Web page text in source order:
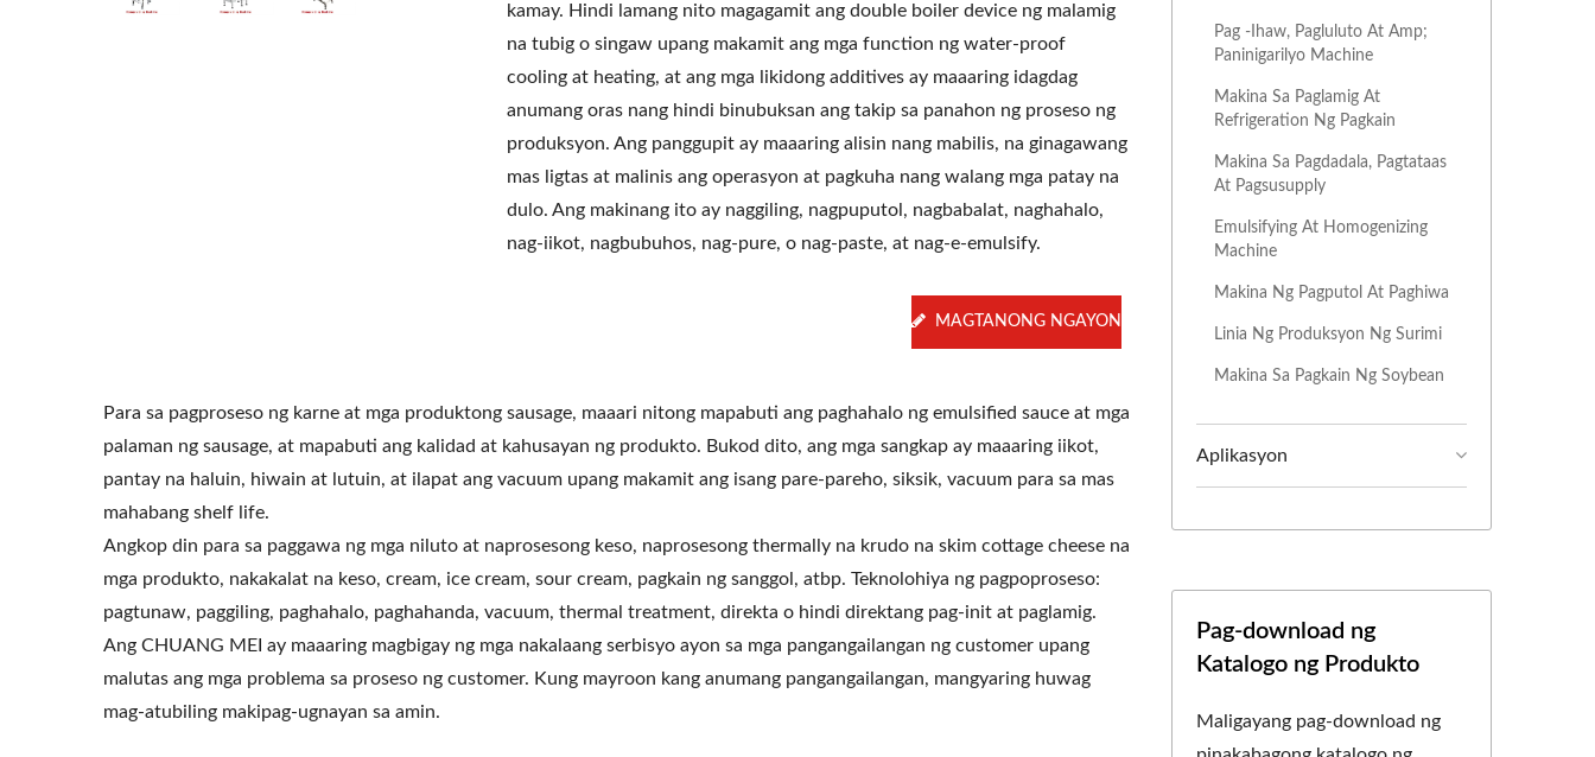
kamay. Hindi lamang nito magagamit ang double boiler device ng malamig
na tubig o singaw upang makamit ang mga function ng water-proof
cooling at heating, at ang mga likidong additives ay maaaring idagdag
anumang oras nang hindi binubuksan ang takip sa panahon ng proseso ng
produksyon. Ang panggupit ay maaaring alisin nang mabilis, na ginagawang
mas ligtas at malinis ang operasyon at pagkuha nang walang mga patay na
dulo. Ang makinang ito ay naggiling, nagpuputol, nagbabalat, naghahalo,
nag-iikot, nagbubuhos, nag-pure, o nag-paste, at nag-e-emulsify.
MAGTANONG NGAYON
Para sa pagproseso ng karne at mga produktong sausage, maaari nitong mapabuti ang paghahalo ng emulsified sauce at mga
palaman ng sausage, at mapabuti ang kalidad at kahusayan ng produkto. Bukod dito, ang mga sangkap ay maaaring iikot,
pantay na haluin, hiwain at lutuin, at ilapat ang vacuum upang makamit ang isang pare-pareho, siksik, vacuum para sa mas
mahabang shelf life.
Angkop din para sa paggawa ng mga niluto at naprosesong keso, naprosesong thermally na krudo na skim cottage cheese na
mga produkto, nakakalat na keso, cream, ice cream, sour cream, pagkain ng sanggol, atbp. Teknolohiya ng pagpoproseso:
pagtunaw, paggiling, paghahalo, paghahanda, vacuum, thermal treatment, direkta o hindi direktang pag-init at paglamig.
Ang CHUANG MEI ay maaaring magbigay ng mga nakalaang serbisyo ayon sa mga pangangailangan ng customer upang
malutas ang mga problema sa proseso ng customer. Kung mayroon kang anumang pangangailangan, mangyaring huwag
mag-atubiling makipag-ugnayan sa amin.
Pag -ihaw, Pagluluto At Amp;
Paninigarilyo Machine
Makina Sa Paglamig At
Refrigeration Ng Pagkain
Makina Sa Pagdadala, Pagtataas
At Pagsusupply
Emulsifying At Homogenizing
Machine
Makina Ng Pagputol At Paghiwa
Linia Ng Produksyon Ng Surimi
Makina Sa Pagkain Ng Soybean
Aplikasyon
Pag-download ng
Katalogo ng Produkto
Maligayang pag-download ng